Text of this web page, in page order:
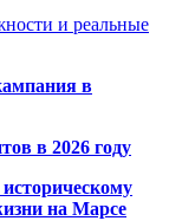
и реальные
в
в 2026 году
на Марсе